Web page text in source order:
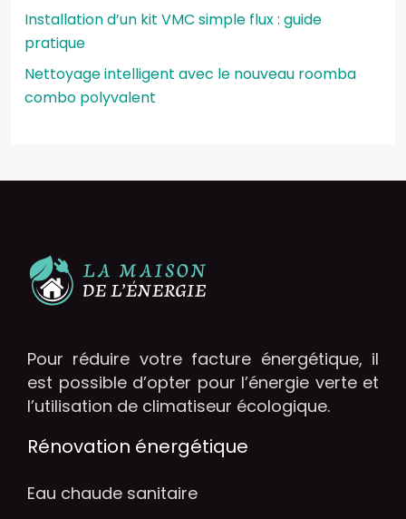
Installation d’un kit VMC simple flux : guide
pratique
Nettoyage intelligent avec le nouveau roomba
combo polyvalent
Pour réduire votre facture énergétique, il
est possible d’opter pour l’énergie verte et
l’utilisation de climatiseur écologique.
Rénovation énergétique
Eau chaude sanitaire